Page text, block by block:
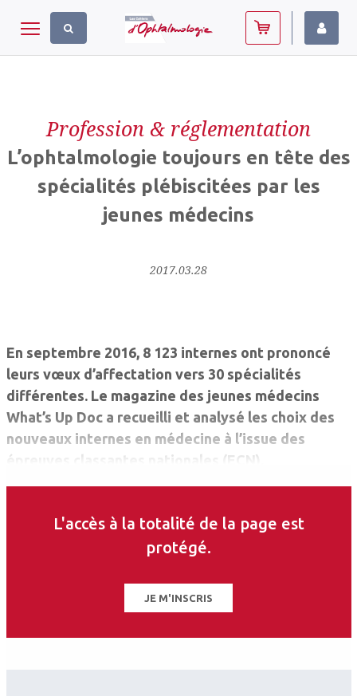
Toggle navigation
Profession & réglementation
L’ophtalmologie toujours en tête des
spécialités plébiscitées par les
jeunes médecins
2017.03.28
En septembre 2016, 8 123 internes ont prononcé
leurs vœux d’affectation vers 30 spécialités
différentes. Le magazine des jeunes médecins
What’s Up Doc a recueilli et analysé les choix des
nouveaux internes en médecine à l’issue des
épreuves classantes nationales (ECN).
L'accès à la totalité de la page est
protégé.
JE M'INSCRIS
Panneau de gestion des cookies